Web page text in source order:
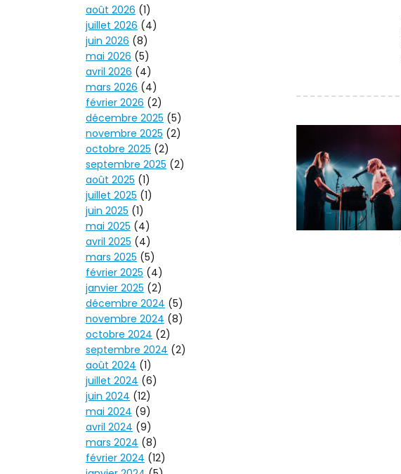
août 2026 (1)
juillet 2026 (4)
juin 2026 (8)
mai 2026 (5)
avril 2026 (4)
mars 2026 (4)
février 2026 (2)
décembre 2025 (5)
novembre 2025 (2)
octobre 2025 (2)
septembre 2025 (2)
août 2025 (1)
juillet 2025 (1)
juin 2025 (1)
mai 2025 (4)
avril 2025 (4)
mars 2025 (5)
février 2025 (4)
janvier 2025 (2)
décembre 2024 (5)
novembre 2024 (8)
octobre 2024 (2)
septembre 2024 (2)
août 2024 (1)
juillet 2024 (6)
juin 2024 (12)
mai 2024 (9)
avril 2024 (9)
mars 2024 (8)
février 2024 (12)